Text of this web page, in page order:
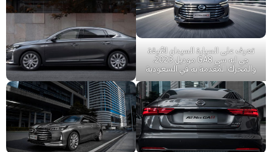
تعرف على السيارة السيدان الأنيقة
جي ايه سي GA8 موديل 2023،
والمحرك المُقدمة به في السعودية